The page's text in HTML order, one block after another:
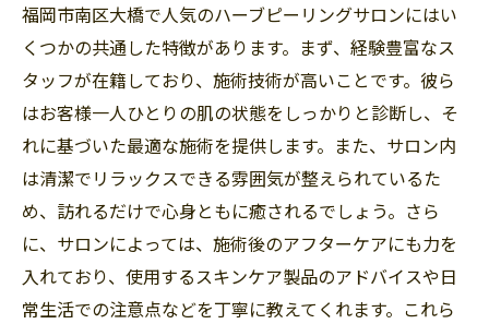
最適な施術プランを提案するサロンの選び
方
プロの技術がもたらす安心感と信頼性
福岡市南区大橋のサロンでの施術予約方法
ハーブピーリングで得られる具体的な美肌
効果
天然成分が肌を守る福岡市南区大橋のハーブピ
ーリングの秘密
ハーブピーリングに使われる主な天然成分
福岡市南区大橋で人気のハーブピーリングサロンにはい
くつかの共通した特徴があります。まず、経験豊富なス
タッフが在籍しており、施術技術が高いことです。彼ら
はお客様一人ひとりの肌の状態をしっかりと診断し、そ
れに基づいた最適な施術を提供します。また、サロン内
は清潔でリラックスできる雰囲気が整えられているた
め、訪れるだけで心身ともに癒されるでしょう。さら
に、サロンによっては、施術後のアフターケアにも力を
入れており、使用するスキンケア製品のアドバイスや日
常生活での注意点などを丁寧に教えてくれます。これら